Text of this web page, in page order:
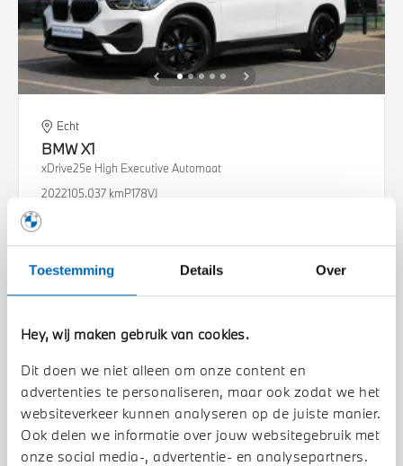
Toestemming Details Over
Hey, wij maken gebruik van cookies.
Dit doen we niet alleen om onze content en
advertenties te personaliseren, maar ook zodat we het
websiteverkeer kunnen analyseren op de juiste manier.
Ook delen we informatie over jouw websitegebruik met
onze social media-, advertentie- en analysepartners.
Echt
BMWX1
xDrive25e High Executive Automaat
2022105.037 kmP178VJ
Bekijk details